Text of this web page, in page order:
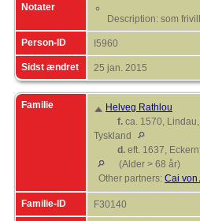
Notater
Description: som
Person-ID I5960
Sidst ændret 25 jan. 2015
Familie
Helveg Rathlou
f. ca. 1570,
Tyskland
d. eft. 1637,
(Alder > 68 år)
Other partners: Cai von
Familie-ID F30140